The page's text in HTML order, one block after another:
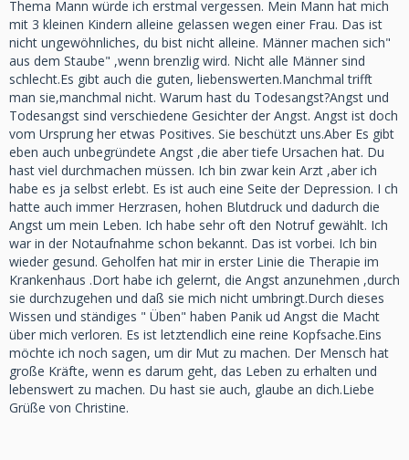
Thema Mann würde ich erstmal vergessen. Mein Mann hat mich
mit 3 kleinen Kindern alleine gelassen wegen einer Frau. Das ist
nicht ungewöhnliches, du bist nicht alleine. Männer machen sich"
aus dem Staube" ,wenn brenzlig wird. Nicht alle Männer sind
schlecht.Es gibt auch die guten, liebenswerten.Manchmal trifft
man sie,manchmal nicht. Warum hast du Todesangst?Angst und
Todesangst sind verschiedene Gesichter der Angst. Angst ist doch
vom Ursprung her etwas Positives. Sie beschützt uns.Aber Es gibt
eben auch unbegründete Angst ,die aber tiefe Ursachen hat. Du
hast viel durchmachen müssen. Ich bin zwar kein Arzt ,aber ich
habe es ja selbst erlebt. Es ist auch eine Seite der Depression. I ch
hatte auch immer Herzrasen, hohen Blutdruck und dadurch die
Angst um mein Leben. Ich habe sehr oft den Notruf gewählt. Ich
war in der Notaufnahme schon bekannt. Das ist vorbei. Ich bin
wieder gesund. Geholfen hat mir in erster Linie die Therapie im
Krankenhaus .Dort habe ich gelernt, die Angst anzunehmen ,durch
sie durchzugehen und daß sie mich nicht umbringt.Durch dieses
Wissen und ständiges " Üben" haben Panik ud Angst die Macht
über mich verloren. Es ist letztendlich eine reine Kopfsache.Eins
möchte ich noch sagen, um dir Mut zu machen. Der Mensch hat
große Kräfte, wenn es darum geht, das Leben zu erhalten und
lebenswert zu machen. Du hast sie auch, glaube an dich.Liebe
Grüße von Christine.